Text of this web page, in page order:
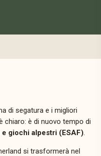
di segatura e i migliori
è di nuovo tempo di
giochi alpestri (ESAF).
si trasformerà nel